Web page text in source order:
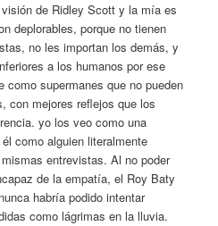
de Ridley Scott y la mía es
deplorables, porque no tienen
no les importan los demás, y
a los humanos por ese
supermanes que no pueden
con mejores reflejos que los
yo los veo como una
como alguien literalmente
entrevistas. Al no poder
de la empatía, el Roy Baty
habría podido intentar
como lágrimas en la lluvia.